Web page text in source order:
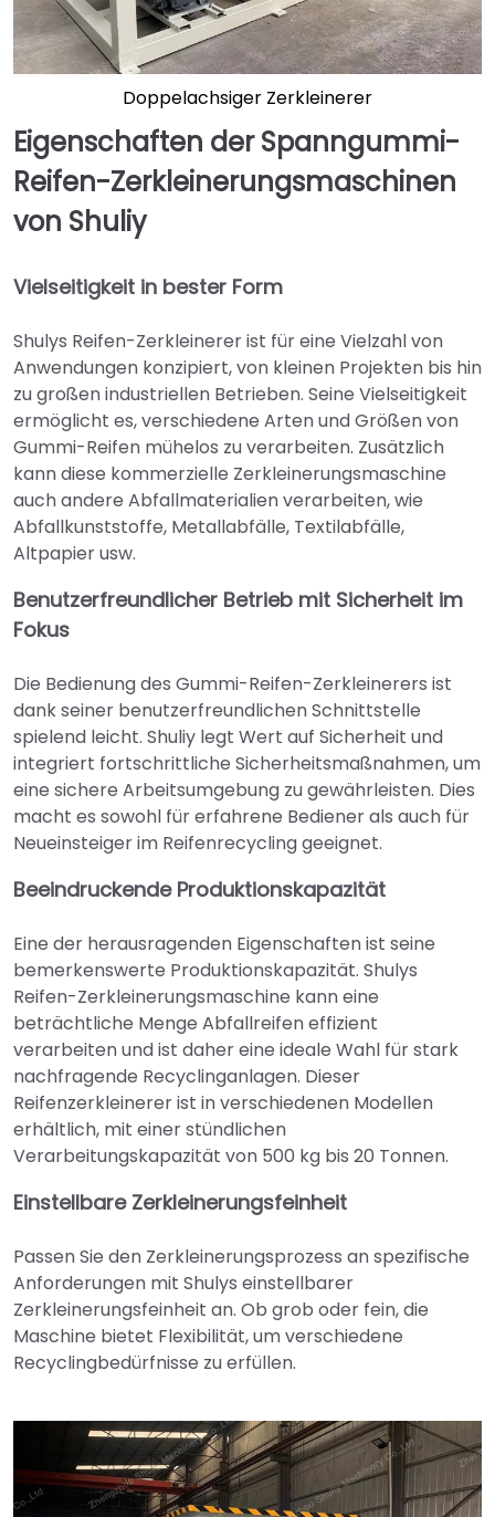
Doppelachsiger Zerkleinerer
Eigenschaften der Spanngummi-
Reifen-Zerkleinerungsmaschinen
von Shuliy
Vielseitigkeit in bester Form
Shulys Reifen-Zerkleinerer ist für eine Vielzahl von
Anwendungen konzipiert, von kleinen Projekten bis hin
zu großen industriellen Betrieben. Seine Vielseitigkeit
ermöglicht es, verschiedene Arten und Größen von
Gummi-Reifen mühelos zu verarbeiten. Zusätzlich
kann diese kommerzielle Zerkleinerungsmaschine
auch andere Abfallmaterialien verarbeiten, wie
Abfallkunststoffe, Metallabfälle, Textilabfälle,
Altpapier usw.
Benutzerfreundlicher Betrieb mit Sicherheit im
Fokus
Die Bedienung des Gummi-Reifen-Zerkleinerers ist
dank seiner benutzerfreundlichen Schnittstelle
spielend leicht. Shuliy legt Wert auf Sicherheit und
integriert fortschrittliche Sicherheitsmaßnahmen, um
eine sichere Arbeitsumgebung zu gewährleisten. Dies
macht es sowohl für erfahrene Bediener als auch für
Neueinsteiger im Reifenrecycling geeignet.
Beeindruckende Produktionskapazität
Eine der herausragenden Eigenschaften ist seine
bemerkenswerte Produktionskapazität. Shulys
Reifen-Zerkleinerungsmaschine kann eine
beträchtliche Menge Abfallreifen effizient
verarbeiten und ist daher eine ideale Wahl für stark
nachfragende Recyclinganlagen. Dieser
Reifenzerkleinerer ist in verschiedenen Modellen
erhältlich, mit einer stündlichen
Verarbeitungskapazität von 500 kg bis 20 Tonnen.
Einstellbare Zerkleinerungsfeinheit
Passen Sie den Zerkleinerungsprozess an spezifische
Anforderungen mit Shulys einstellbarer
Zerkleinerungsfeinheit an. Ob grob oder fein, die
Maschine bietet Flexibilität, um verschiedene
Recyclingbedürfnisse zu erfüllen.